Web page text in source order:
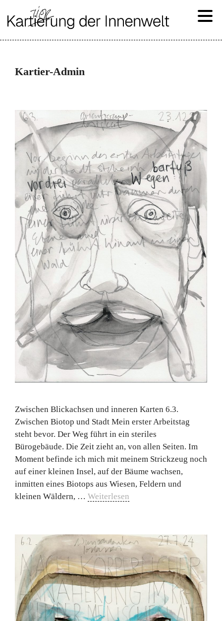
Inhalt
Kartier-Admin
Zwischen Blickachsen und inneren Karten 6.3.
Zwischen Biotop und Stadt Mein erster Arbeitstag
steht bevor. Der Weg führt in ein steriles
Bürogebäude. Die Zeit zieht an, von allen Seiten. Im
Moment befinde ich mich mit meinem Strickzeug noch
auf einer kleinen Insel, auf der Bäume wachsen,
inmitten eines Biotops aus Wiesen, Feldern und
kleinen Wäldern, … Weiterlesen